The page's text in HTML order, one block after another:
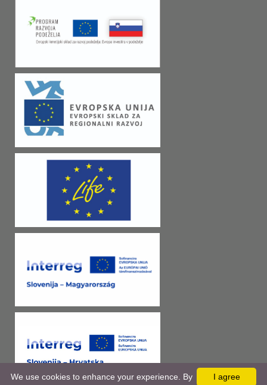
I agree
We use cookies to enhance your experience. By